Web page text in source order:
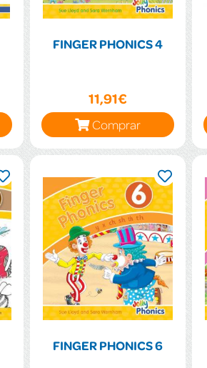
FINGER PHONICS 4
11,91€
Comprar
FINGER PHONICS 6